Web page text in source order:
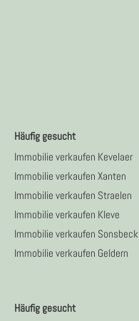
Häufig gesucht
Immobilie verkaufen Kevelaer
Immobilie verkaufen Xanten
Immobilie verkaufen Straelen
Immobilie verkaufen Kleve
Immobilie verkaufen Sonsbeck
Immobilie verkaufen Geldern
Häufig gesucht